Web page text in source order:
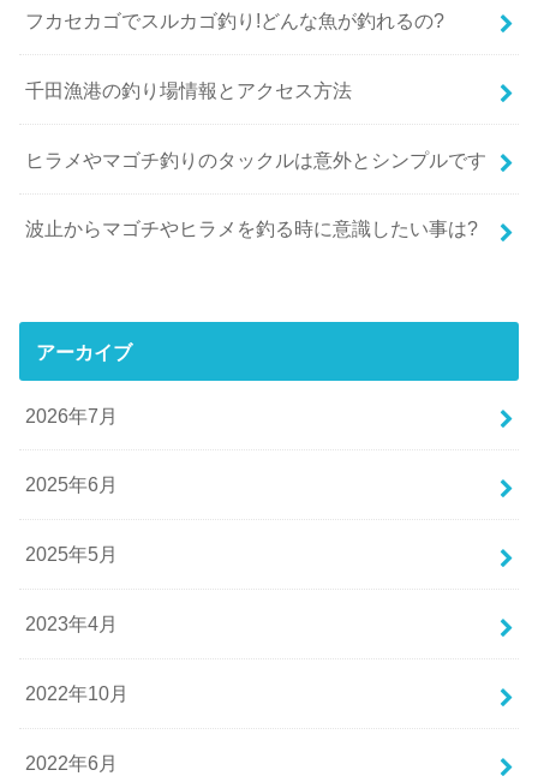
フカセカゴでスルカゴ釣り!どんな魚が釣れるの?
千田漁港の釣り場情報とアクセス方法
ヒラメやマゴチ釣りのタックルは意外とシンプルです
波止からマゴチやヒラメを釣る時に意識したい事は?
アーカイブ
2026年7月
2025年6月
2025年5月
2023年4月
2022年10月
2022年6月